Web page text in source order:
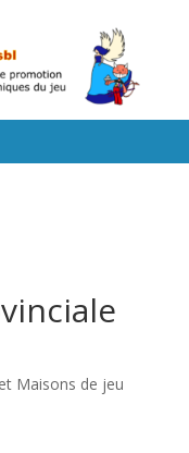
Maisons de jeu